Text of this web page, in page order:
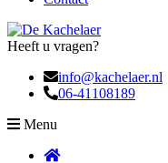
Heeft u vragen?
info@kachelaer.nl
06-41108189
Menu